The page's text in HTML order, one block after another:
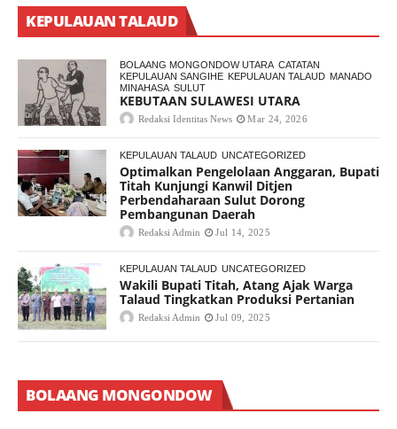
KEPULAUAN TALAUD
BOLAANG MONGONDOW UTARA CATATAN
KEPULAUAN SANGIHE KEPULAUAN TALAUD MANADO
MINAHASA SULUT
KEBUTAAN SULAWESI UTARA
Redaksi Identitas News Mar 24, 2026
KEPULAUAN TALAUD UNCATEGORIZED
Optimalkan Pengelolaan Anggaran, Bupati
Titah Kunjungi Kanwil Ditjen
Perbendaharaan Sulut Dorong
Pembangunan Daerah
Redaksi Admin Jul 14, 2025
KEPULAUAN TALAUD UNCATEGORIZED
Wakili Bupati Titah, Atang Ajak Warga
Talaud Tingkatkan Produksi Pertanian
Redaksi Admin Jul 09, 2025
BOLAANG MONGONDOW